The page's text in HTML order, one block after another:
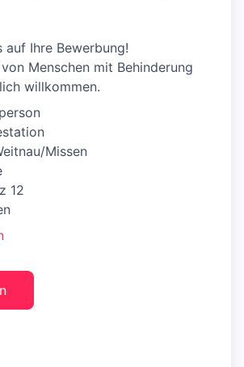
auf Ihre Bewerbung!
Menschen mit Behinderung
willkommen.
Missen
12